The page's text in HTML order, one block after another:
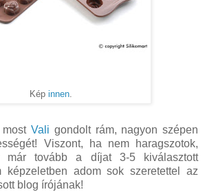
Kép innen.
most Vali gondolt rám, nagyon szépen
Viszont, ha nem haragszotok,
már tovább a díjat 3-5 kiválasztott
képzeletben adom sok szeretettel az
blog írójának!